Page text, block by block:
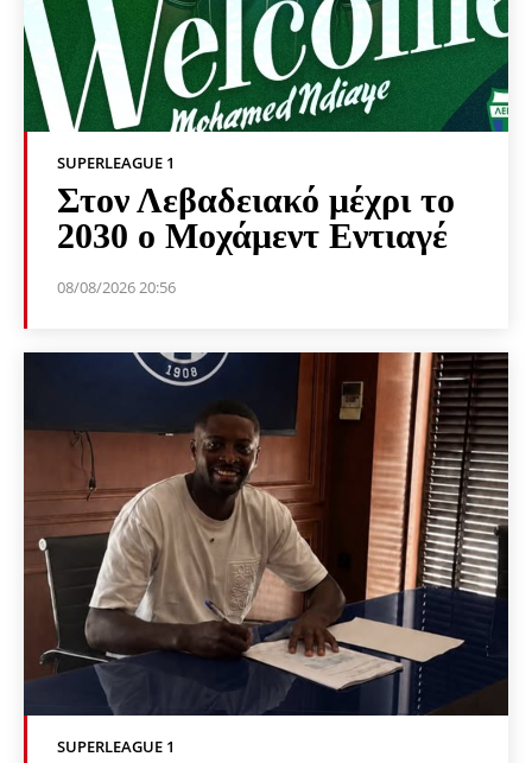
SUPERLEAGUE 1
Στον Λεβαδειακό μέχρι το
2030 ο Μοχάμεντ Εντιαγέ
08/08/2026 20:56
SUPERLEAGUE 1